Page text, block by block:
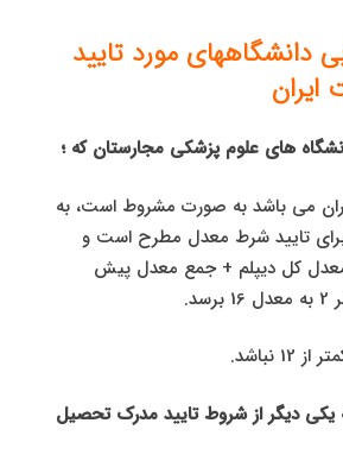
دانشگاههای مورد تایید
ایران
های علوم پزشکی مجارستان که ؛
می باشد به صورت مشروط است، به
برای تایید شرط معدل مطرح است و
کل دیپلم + جمع معدل پیش
نباشد.
یکی دیگر از شروط تایید مدرک تحصیل